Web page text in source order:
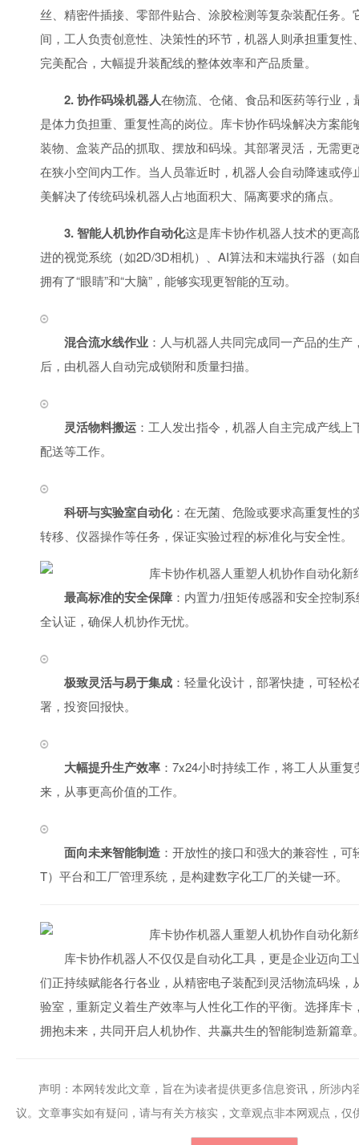
丝、精密件插接、零部件贴合、涂胶检测等复杂装配任务。
间，工人负责创意性、决策性的环节，机器人则承担重复性
完美配合，大幅提升装配线的整体效率和产品质量。
2. 协作码垛机器人在物流、仓储、食品和医药等行业，
是体力负担重、重复性高的岗位。库卡协作码垛解决方案能
装物、盒装产品的抓取、摆放和码垛。其部署灵活，无需更
在狭小空间内工作。当人员靠近时，机器人会自动降速或停
美解决了传统码垛机器人占地面积大、隔离要求的痛点。
3. 智能人机协作自动化这是库卡协作机器人技术的更高
进的视觉系统（如2D/3D相机）、AI算法和末端执行器（如
拥有了“眼睛”和“大脑”，能够实现更智能的互动。
混合流水线作业 ：人与机器人共同完成同一产品的生
后，由机器人自动完成锁附和质量扫描。
灵活物料搬运 ：工人发出指令，机器人自主完成产线
配送等工作。
科研与实验室自动化：在无菌、危险或要求高重复性的
转移、仪器操作等任务，保证实验过程的标准化与安全性。
最高标准的安全保障 ：内置力/扭矩传感器和安全控制
全认证，确保人机协作无忧。
极致灵活与易于集成 ：轻量化设计，部署快捷，可轻
署，投资回报快。
大幅提升生产效率 ：7x24小时持续工作，将工人从重
来，从事更高价值的工作。
面向未来智能制造 ：开放性的接口和强大的兼容性，
T）平台和工厂管理系统，是构建数字化工厂的关键一环。
库卡协作机器人不仅仅是自动化工具，更是企业迈向工
们正持续赋能各行各业，从精密电子装配到灵活物流码垛，
验室，重新定义着生产效率与人性化工作的平衡。选择库卡
拥抱未来，共同开启人机协作、共赢共生的智能制造新篇章
声明：本网转发此文章，旨在为读者提供更多信息资讯，所涉内
议。文章事实如有疑问，请与有关方核实，文章观点非本网观点，仅